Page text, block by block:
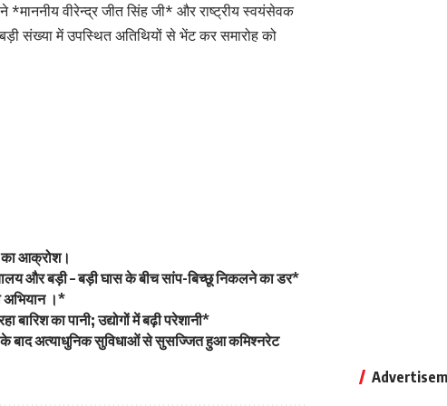
वीरेन्द्र जीत सिंह जी* और राष्ट्रीय स्वयंसेवक
संख्या में उपस्थित अतिथियों से भेंट कर समारोह को
का आक्रोश।
और बड़ी – बड़ी घास के बीच सांप-बिच्छू निकलने का डर*
अभियान ।*
का पानी; उद्योगों में बढ़ी परेशानी*
बाद अत्याधुनिक सुविधाओं से सुसज्जित हुआ कमिश्नरेट